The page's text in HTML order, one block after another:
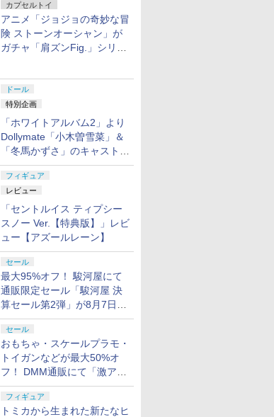
カプセルトイ
アニメ「ジョジョの奇妙な冒
険 ストーンオーシャン」が
ガチャ「肩ズンFig.」シリー
ドール
特別企画
「ホワイトアルバム2」より
Dollymate「小木曽雪菜」＆
「冬馬かずさ」のキャストド
ール実物見本が東京フィギュ
アギャラリーにて展示中
フィギュア
レビュー
「セントルイス ティプシー
スノー Ver.【特典版】」レビ
ュー【アズールレーン】
セール
最大95%オフ！ 駿河屋にて
通販限定セール「駿河屋 決
算セール第2弾」が8月7日12
時より開催
セール
おもちゃ・スケールプラモ・
トイガンなどが最大50%オ
フ！ DMM通販にて「激ア
ツ！おもちゃ・ホビー夏セー
ル」が開催
フィギュア
トミカから生まれた新たなヒ